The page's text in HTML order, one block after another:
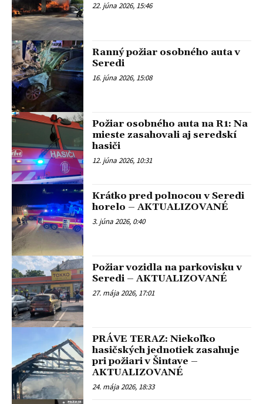
22. júna 2026, 15:46
Ranný požiar osobného auta v
Seredi
16. júna 2026, 15:08
Požiar osobného auta na R1: Na
mieste zasahovali aj seredskí
hasiči
12. júna 2026, 10:31
Krátko pred polnocou v Seredi
horelo – AKTUALIZOVANÉ
3. júna 2026, 0:40
Požiar vozidla na parkovisku v
Seredi – AKTUALIZOVANÉ
27. mája 2026, 17:01
PRÁVE TERAZ: Niekoľko
hasičských jednotiek zasahuje
pri požiari v Šintave –
AKTUALIZOVANÉ
24. mája 2026, 18:33